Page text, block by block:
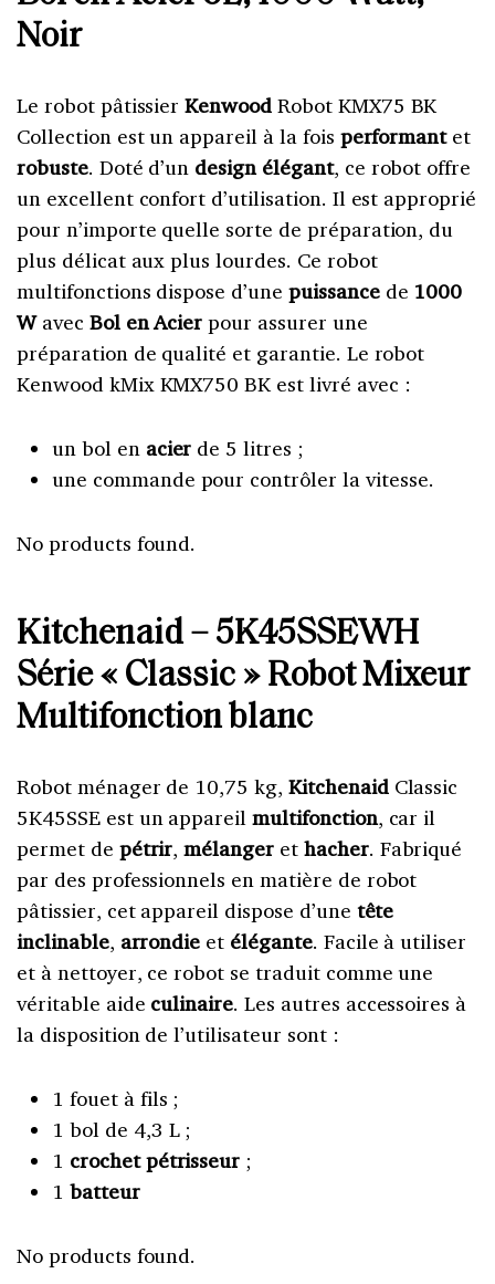
Noir
Le robot pâtissierKenwood Robot KMX75 BK
Collection est un appareil à la fois performantet
robuste. Doté d’un design élégant, ce robot offre
un excellent confort d’utilisation. Il est approprié
pour n’importe quelle sorte de préparation, du
plus délicat aux plus lourdes. Ce robot
multifonctions dispose d’une puissancede 1000
Wavec Bol en Acier pour assurer une
préparation de qualité et garantie. Le robot
Kenwood kMix KMX750 BK est livré avec :
un bol en acier de 5 litres ;
une commande pour contrôler la vitesse.
No products found.
Kitchenaid – 5K45SSEWH
Série « Classic » Robot Mixeur
Multifonction blanc
Robot ménager de 10,75 kg, KitchenaidClassic
5K45SSE est un appareilmultifonction, car il
permet de pétrir,mélanger et hacher. Fabriqué
par des professionnels en matière de robot
pâtissier, cet appareil dispose d’une tête
inclinable, arrondie et élégante. Facile à utiliser
et à nettoyer, ce robot se traduit comme une
véritable aide culinaire. Les autres accessoires à
la disposition de l’utilisateur sont :
1 fouet à fils ;
1 bol de 4,3 L ;
1 crochet pétrisseur ;
1 batteur
No products found.